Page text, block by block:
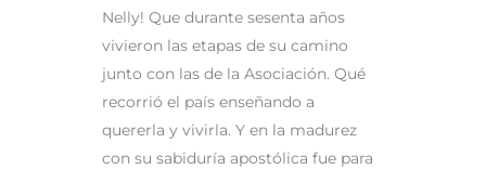
Nelly! Que durante sesenta años
vivieron las etapas de su camino
junto con las de la Asociación. Qué
recorrió el país enseñando a
quererla y vivirla. Y en la madurez
con su sabiduría apostólica fue para